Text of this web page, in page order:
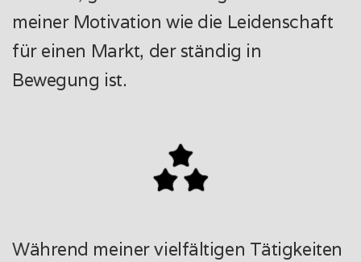
meiner Motivation wie die Leidenschaft
für einen Markt, der ständig in
Bewegung ist.
Während meiner vielfältigen Tätigkeiten